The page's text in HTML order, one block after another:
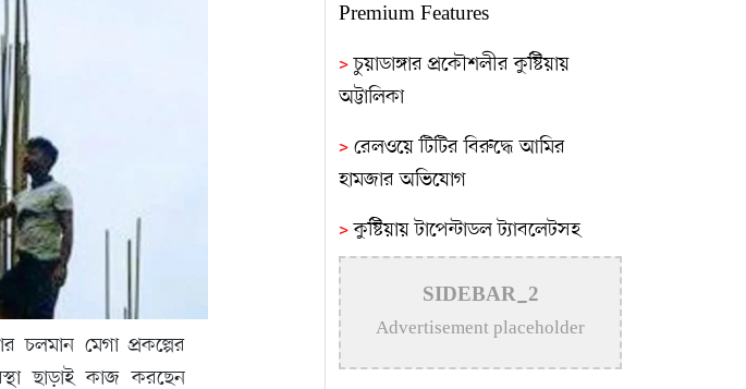
চলমান মেগা প্রকল্পের
ছাড়াই কাজ করছেন
Premium Features
>চুয়াডাঙ্গার প্রকৌশলীর কুষ্টিয়ায়
অট্টালিকা
> রেলওয়ে টিটির বিরুদ্ধে আমির
হামজার অভিযোগ
>কুষ্টিয়ায় টাপেন্টাডল ট্যাবলেটসহ
মাদক ব্যবসায়ী গ্রেপ্তার
>
আব্দালপুরে ফুটবল টুর্নামেন্টের ২য়
ম্যাচ অনুষ্ঠিত
SIDEBAR_2
Advertisement placeholder